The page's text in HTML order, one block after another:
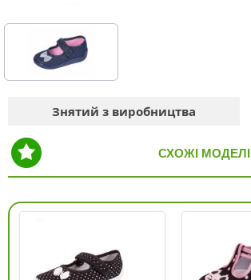
Знятий з виробництва
СХОЖІ МОДЕЛІ